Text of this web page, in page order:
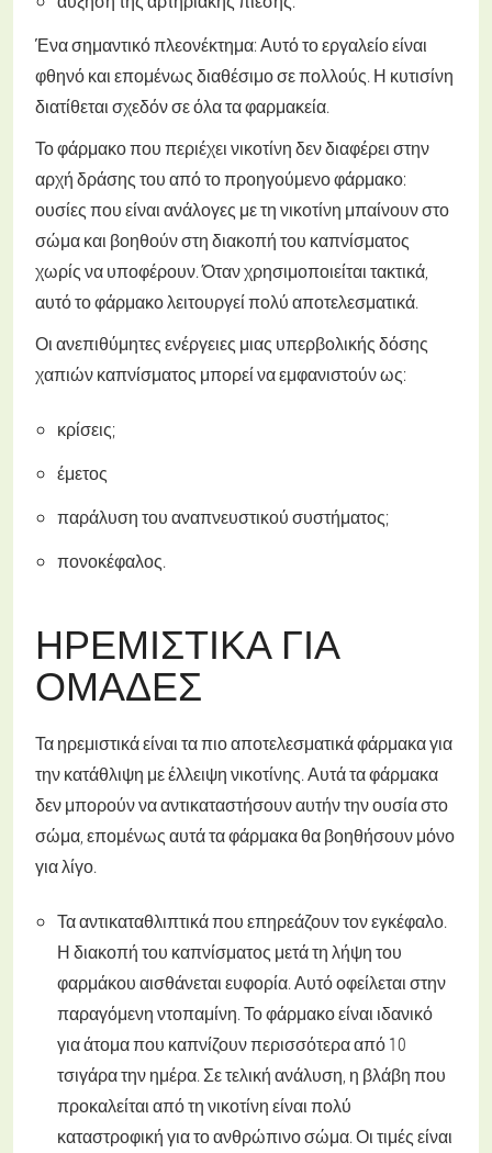
Ένα σημαντικό πλεονέκτημα: Αυτό το εργαλείο είναι
φθηνό και επομένως διαθέσιμο σε πολλούς. Η κυτισίνη
διατίθεται σχεδόν σε όλα τα φαρμακεία.
Το φάρμακο που περιέχει νικοτίνη δεν διαφέρει στην
αρχή δράσης του από το προηγούμενο φάρμακο:
ουσίες που είναι ανάλογες με τη νικοτίνη μπαίνουν στο
σώμα και βοηθούν στη διακοπή του καπνίσματος
χωρίς να υποφέρουν. Όταν χρησιμοποιείται τακτικά,
αυτό το φάρμακο λειτουργεί πολύ αποτελεσματικά.
Οι ανεπιθύμητες ενέργειες μιας υπερβολικής δόσης
χαπιών καπνίσματος μπορεί να εμφανιστούν ως:
κρίσεις;
έμετος
παράλυση του αναπνευστικού συστήματος;
πονοκέφαλος.
ΗΡΕΜΙΣΤΙΚΆ ΓΙΑ
ΟΜΆΔΕΣ
Τα ηρεμιστικά είναι τα πιο αποτελεσματικά φάρμακα για
την κατάθλιψη με έλλειψη νικοτίνης. Αυτά τα φάρμακα
δεν μπορούν να αντικαταστήσουν αυτήν την ουσία στο
σώμα, επομένως αυτά τα φάρμακα θα βοηθήσουν μόνο
για λίγο.
Τα αντικαταθλιπτικά που επηρεάζουν τον εγκέφαλο.
Η διακοπή του καπνίσματος μετά τη λήψη του
φαρμάκου αισθάνεται ευφορία. Αυτό οφείλεται στην
παραγόμενη ντοπαμίνη. Το φάρμακο είναι ιδανικό
για άτομα που καπνίζουν περισσότερα από 10
τσιγάρα την ημέρα. Σε τελική ανάλυση, η βλάβη που
προκαλείται από τη νικοτίνη είναι πολύ
καταστροφική για το ανθρώπινο σώμα. Οι τιμές είναι